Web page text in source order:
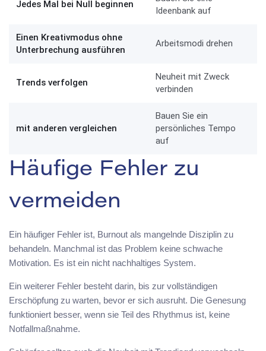
Jedes Mal bei Null beginnen
Ideenbank auf
Einen Kreativmodus ohne
Unterbrechung ausführen
Arbeitsmodi drehen
Trends verfolgen
Neuheit mit Zweck
verbinden
mit anderen vergleichen
Bauen Sie ein
persönliches Tempo
auf
Häufige Fehler zu
vermeiden
Ein häufiger Fehler ist, Burnout als mangelnde Disziplin zu
behandeln. Manchmal ist das Problem keine schwache
Motivation. Es ist ein nicht nachhaltiges System.
Ein weiterer Fehler besteht darin, bis zur vollständigen
Erschöpfung zu warten, bevor er sich ausruht. Die Genesung
funktioniert besser, wenn sie Teil des Rhythmus ist, keine
Notfallmaßnahme.